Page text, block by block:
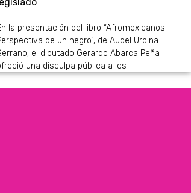
legislado
la presentación del libro “Afromexicanos.
de un negro”, de Audel Urbina
el diputado Gerardo Abarca Peña
una disculpa pública a los